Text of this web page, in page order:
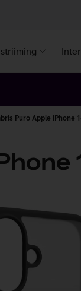
Puro Apple iPhone